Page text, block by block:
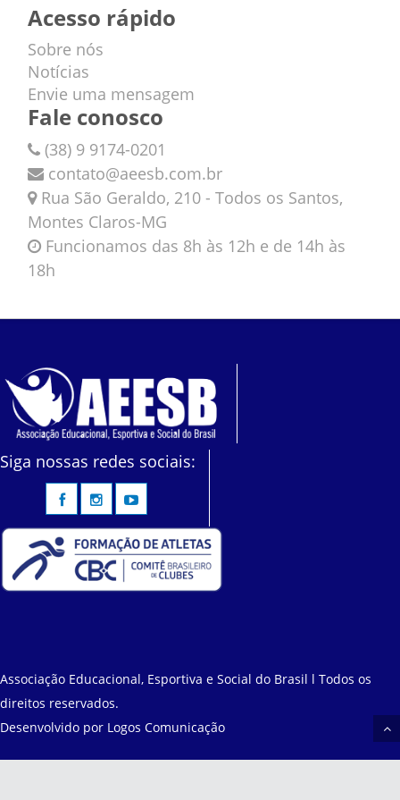
Acesso rápido
Sobre nós
Notícias
Envie uma mensagem
Fale conosco
(38) 9 9174-0201
contato@aeesb.com.br
Rua São Geraldo, 210 - Todos os Santos,
Montes Claros-MG
Funcionamos das 8h às 12h e de 14h às
18h
Siga nossas redes sociais:
Associação Educacional, Esportiva e Social do Brasil l Todos os
direitos reservados.
Desenvolvido por Logos Comunicação